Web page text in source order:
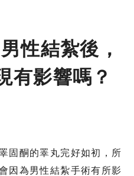
性結紮後，
有影響嗎？
固酮的睪丸完好如初，所
因為男性結紮手術有所影